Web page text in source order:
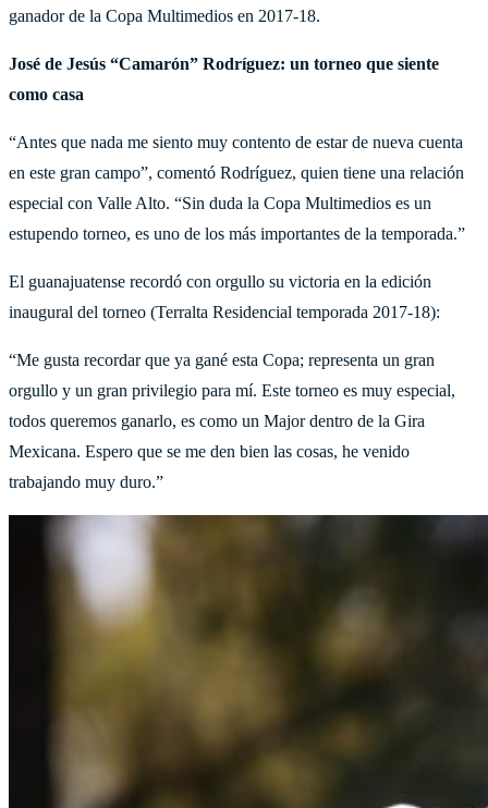
ganador de la Copa Multimedios en 2017-18.
José de Jesús “Camarón” Rodríguez: un torneo que siente
como casa
“Antes que nada me siento muy contento de estar de nueva cuenta
en este gran campo”, comentó Rodríguez, quien tiene una relación
especial con Valle Alto. “Sin duda la Copa Multimedios es un
estupendo torneo, es uno de los más importantes de la temporada.”
El guanajuatense recordó con orgullo su victoria en la edición
inaugural del torneo (Terralta Residencial temporada 2017-18):
“Me gusta recordar que ya gané esta Copa; representa un gran
orgullo y un gran privilegio para mí. Este torneo es muy especial,
todos queremos ganarlo, es como un Major dentro de la Gira
Mexicana. Espero que se me den bien las cosas, he venido
trabajando muy duro.”